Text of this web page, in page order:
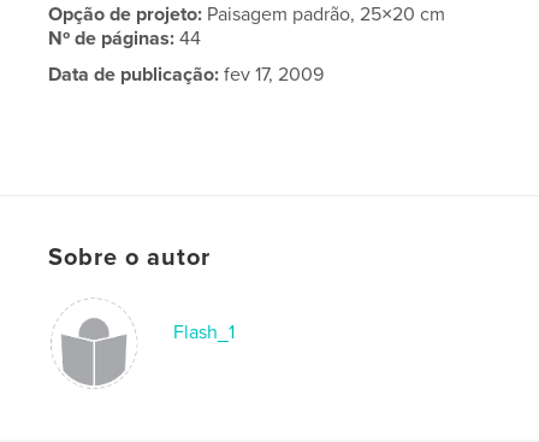
Opção de projeto: Paisagem padrão, 25×20 cm
Nº de páginas:44
Data de publicação: fev 17, 2009
Sobre o autor
Flash_1